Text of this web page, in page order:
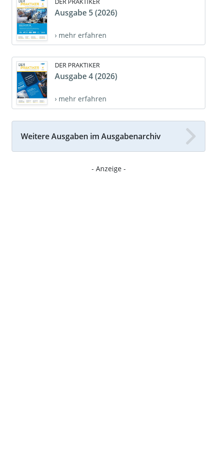
Ausgabe 5 (2026)
› mehr erfahren
DER PRAKTIKER
Ausgabe 4 (2026)
› mehr erfahren
Weitere Ausgaben im Ausgabenarchiv
- Anzeige -